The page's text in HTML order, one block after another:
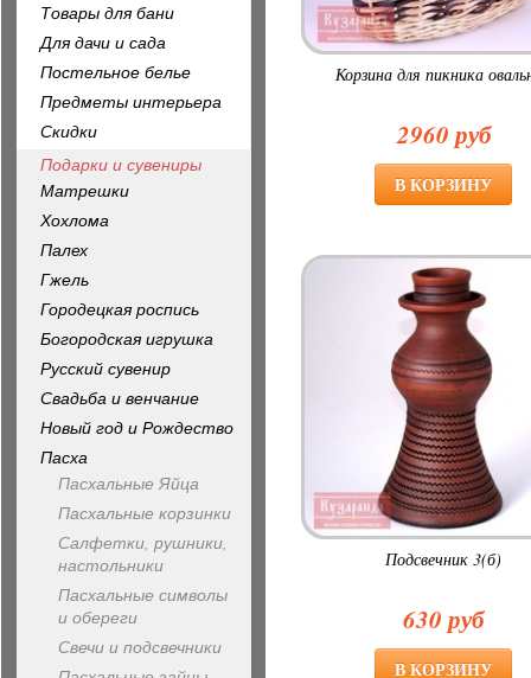
Корзина для пикника
2960 руб
Подсвечник 3(б)
630 руб
Товары для бани
Для дачи и сада
Постельное белье
Предметы интерьера
Скидки
Подарки и сувениры
Матрешки
Хохлома
Палех
Гжель
Городецкая роспись
Богородская игрушка
Русский сувенир
Свадьба и венчание
Новый год и Рождество
Пасха
Пасхальные Яйца
Пасхальные корзинки
Салфетки, рушники,
настольники
Пасхальные символы
и обереги
Свечи и подсвечники